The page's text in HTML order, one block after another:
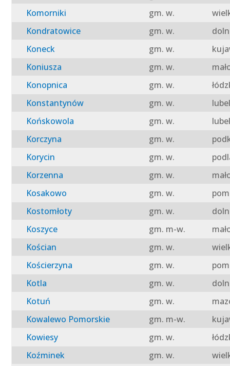
Komorniki
gm. w.
Kondratowice
gm. w.
Koneck
gm. w.
Koniusza
gm. w.
Konopnica
gm. w.
Konstantynów
gm. w.
Końskowola
gm. w.
Korczyna
gm. w.
Korycin
gm. w.
Korzenna
gm. w.
Kosakowo
gm. w.
Kostomłoty
gm. w.
Koszyce
gm. m-w.
Kościan
gm. w.
Kościerzyna
gm. w.
Kotla
gm. w.
Kotuń
gm. w.
Kowalewo Pomorskie
gm. m-w.
Kowiesy
gm. w.
Koźminek
gm. w.